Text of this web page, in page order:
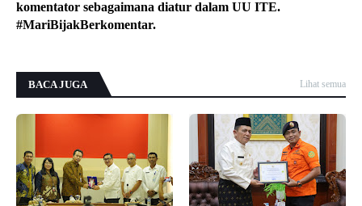
komentator sebagaimana diatur dalam UU ITE.
#MariBijakBerkomentar.
BACA JUGA Lihat semua